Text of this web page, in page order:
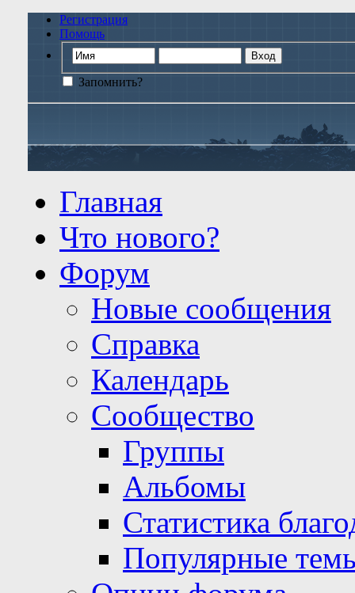
Регистрация
Помощь
Запомнить?
Главная
Что нового?
Форум
Новые сообщения
Справка
Календарь
Сообщество
Группы
Альбомы
Статистика
Популярные